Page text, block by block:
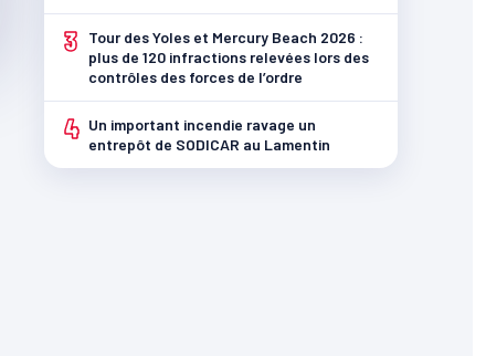
3
Tour des Yoles et Mercury Beach 2026 :
plus de 120 infractions relevées lors des
contrôles des forces de l’ordre
4 Un important incendie ravage un
entrepôt de SODICAR au Lamentin